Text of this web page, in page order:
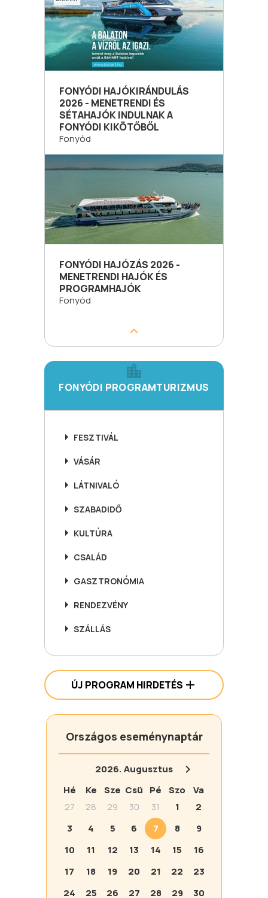
FONYÓDI HAJÓKIRÁNDULÁS
2026 - MENETRENDI ÉS
SÉTAHAJÓK INDULNAK A
FONYÓDI KIKÖTŐBŐL
Fonyód
FONYÓDI HAJÓZÁS 2026 -
MENETRENDI HAJÓK ÉS
PROGRAMHAJÓK
Fonyód
FONYÓDI PROGRAMTURIZMUS
FESZTIVÁL
VÁSÁR
LÁTNIVALÓ
SZABADIDŐ
KULTÚRA
CSALÁD
GASZTRONÓMIA
RENDEZVÉNY
SZÁLLÁS
ÚJ PROGRAM HIRDETÉS
Országos eseménynaptár
2026.Augusztus
Hé
Ke Sze Csü Pé Szo
Va
27
28 29 30 31 1
2
3
4 5 6 7 8
9
10
11 12 13 14 15
16
17
18 19 20 21 22
23
24
25 26 27 28 29 30